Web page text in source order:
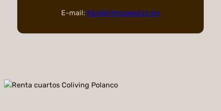
E-mail: hola@inhousestay.mx